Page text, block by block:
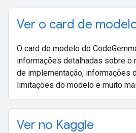
Ver o card de
O card de modelo do
informações detalhadas sobre o
de implementação, informações
limitações do modelo e muito
Ver no Kaggle